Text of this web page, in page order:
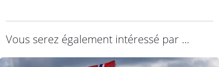
Vous serez également intéressé par ...